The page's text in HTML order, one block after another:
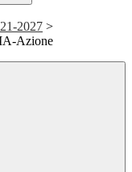
2027 >
Azione